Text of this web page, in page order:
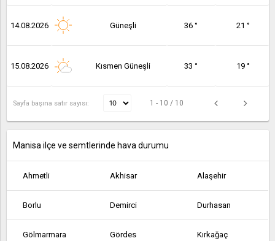
14.08.2026 Güneşli 36 ° 21 °
15.08.2026 Kısmen Güneşli 33 ° 19 °
Sayfa başına satır sayısı: 1 - 10 / 10
Manisa ilçe ve semtlerinde hava durumu
Ahmetli Akhisar Alaşehir
Borlu Demirci Durhasan
Gölmarmara Gördes Kırkağaç